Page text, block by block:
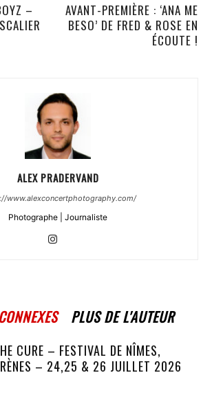
–
AVANT-PREMIÈRE : ‘ANA ME
BESO’ DE FRED & ROSE EN
ÉCOUTE !
ALEX PRADERVAND
www.alexconcertphotography.com/
Photographe | Journaliste
PLUS DE L'AUTEUR
CURE – FESTIVAL DE NÎMES,
– 24,25 & 26 JUILLET 2026